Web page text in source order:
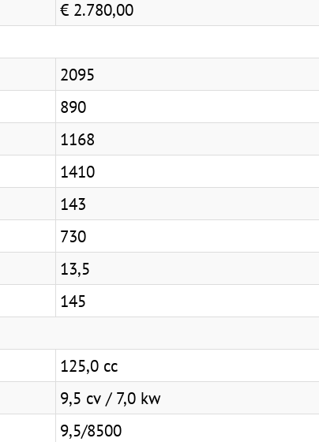
€ 2.780,00
2095
890
1168
1410
143
730
13,5
145
125,0 cc
9,5 cv / 7,0 kw
9,5/8500